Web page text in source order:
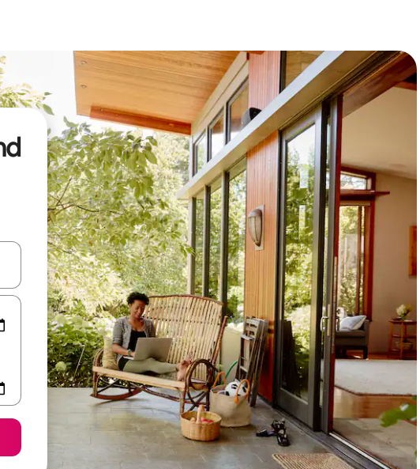
keuze met je de pijltjestoetsen omhoog en omlaag, óf door te tikken of swipen.